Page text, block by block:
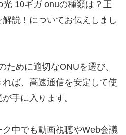
光 10ギガ onuの種類は？正
説！についてお伝えしまし
ために適切なONUを選び、
ば、高速通信を安定して使
手に入ります。
中でも動画視聴やWeb会議